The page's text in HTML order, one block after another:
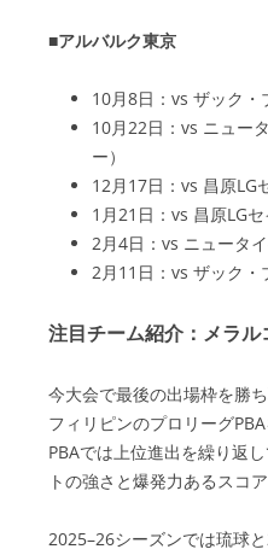
■アルバルク東京
10月8日：vs ザック・
10月22日：vs ニュー
ー）
12月17日：vs 昌原LG
1月21日：vs 昌原LGセ
2月4日：vs ニュータ
2月11日：vs ザック・
注目チーム紹介：メラ
今大会で最後の出場枠を勝
フィリピンのプロリーグ
PBAでは上位進出を繰り返
トの強さと爆発力あるスコ
2025–26シーズンでは琉球